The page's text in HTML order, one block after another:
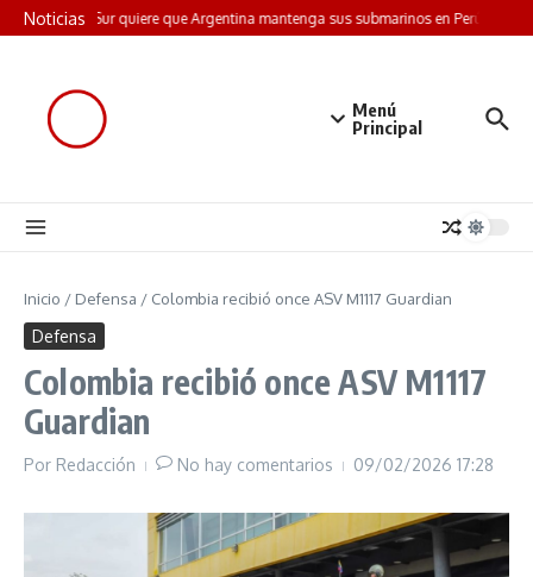
Saltar al contenido
Noticias
Corea del Sur quiere que Argentina mantenga sus submarinos en Perú: la
Menú
Principal
Inicio / Defensa / Colombia recibió once ASV M1117 Guardian
Defensa
Colombia recibió once ASV M1117
Guardian
Por Redacción No hay comentarios 09/02/2026 17:28